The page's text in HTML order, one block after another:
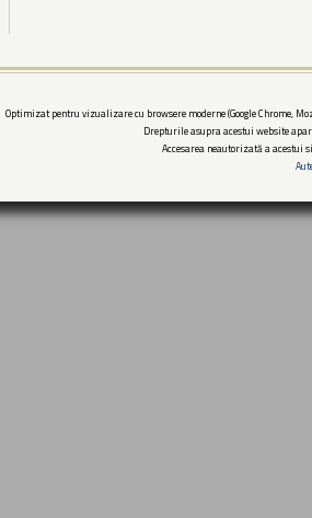
Optimizat pentru vizualizare cu browsere moderne (Google Chrome,
Drepturile asupra acestui website
Accesarea neautorizată a acestui